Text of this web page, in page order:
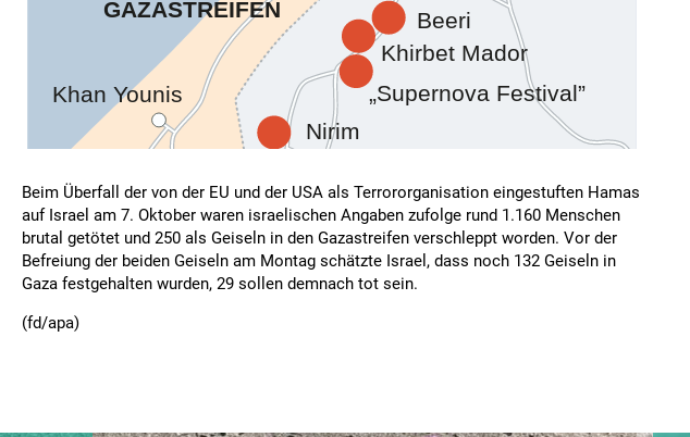
Beim Überfall der von der EU und der USA als Terrororganisation eingestuften Hamas
auf Israel am 7. Oktober waren israelischen Angaben zufolge rund 1.160 Menschen
brutal getötet und 250 als Geiseln in den Gazastreifen verschleppt worden. Vor der
Befreiung der beiden Geiseln am Montag schätzte Israel, dass noch 132 Geiseln in
Gaza festgehalten wurden, 29 sollen demnach tot sein.
(fd/apa)